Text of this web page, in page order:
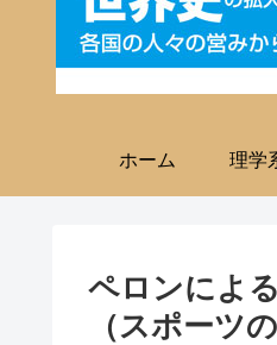
ホーム 理学
ペロンによ
（スポーツ